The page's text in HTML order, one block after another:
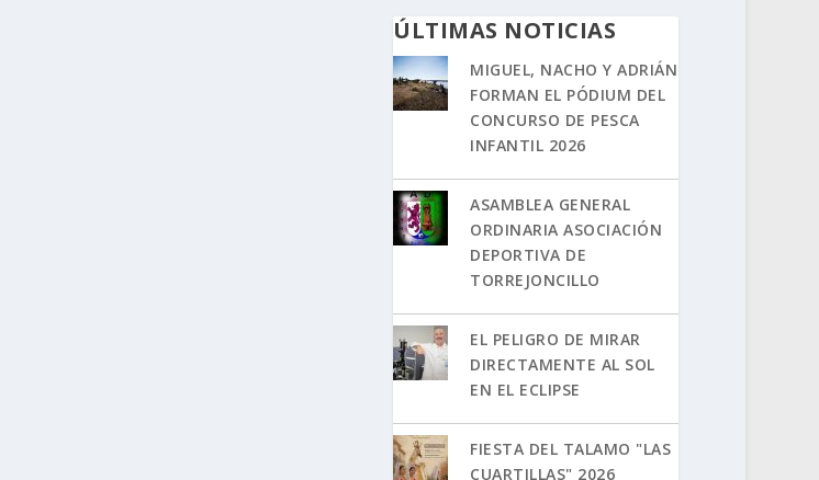
ÚLTIMAS NOTICIAS
MIGUEL, NACHO Y ADRIÁN
FORMAN EL PÓDIUM DEL
CONCURSO DE PESCA
INFANTIL 2026
ASAMBLEA GENERAL
ORDINARIA ASOCIACIÓN
DEPORTIVA DE
TORREJONCILLO
EL PELIGRO DE MIRAR
DIRECTAMENTE AL SOL
EN EL ECLIPSE
FIESTA DEL TALAMO "LAS
CUARTILLAS" 2026